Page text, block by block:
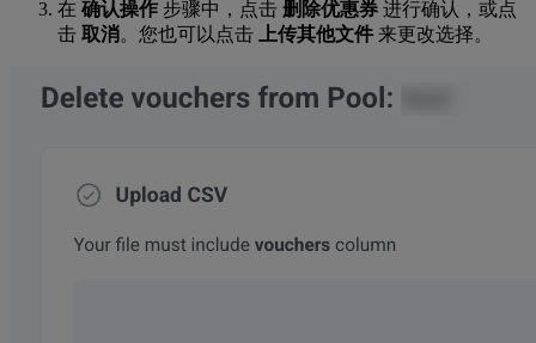
在 确认操作 步骤中，点击 删除优惠券 进行确认，或点
击 取消。您也可以点击 上传其他文件 来更改选择。